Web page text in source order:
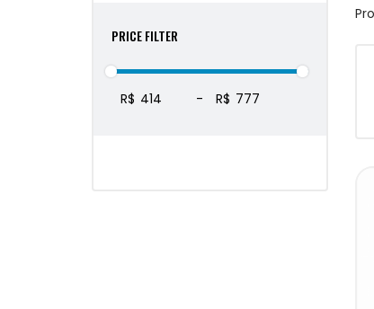
PRICE FILTER
R$ - R$